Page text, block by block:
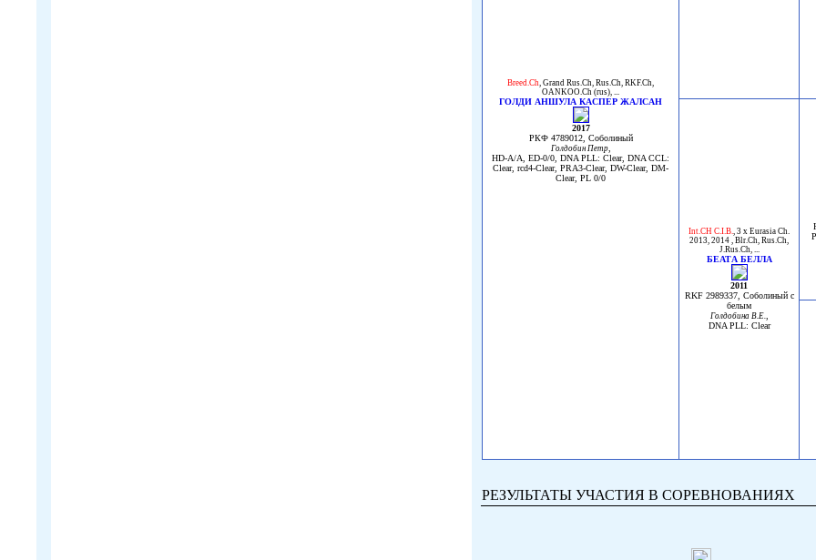
Breed.Ch, Grand Rus.Ch, Rus.Ch, RKF.Ch,
OANKOO.Ch (rus), ...
ГОЛДИ АНШУЛА КАСПЕР ЖАЛСАН
2017
РКФ 4789012, Соболиный
Голдобин Петр,
HD-A/A, ED-0/0, DNA PLL: Clear, DNA CCL:
Clear, rcd4-Clear, PRA3-Clear, DW-Clear, DM-
Clear, PL 0/0
Int.CH C.I.B., 3 x Eurasia Ch.
2013, 2014 , Blr.Ch, Rus.Ch,
J.Rus.Ch, ...
БЕАТА БЕЛЛА
2011
RKF 2989337, Соболиный с
белым
Голдобина В.Е.
DNA PLL: Clear
РЕЗУЛЬТАТЫ УЧАСТИЯ В СОРЕВНОВАНИЯХ